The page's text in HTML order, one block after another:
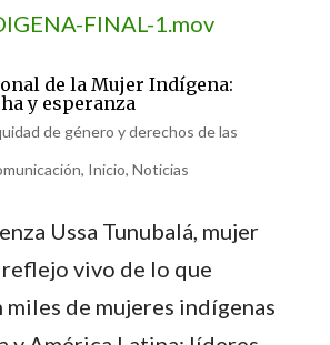
FINAL-1.mov
de la Mujer Indígena:
y esperanza
de género y derechos de las
, Inicio, Noticias
Ussa Tunubalá, mujer
reflejo vivo de lo que
de mujeres indígenas